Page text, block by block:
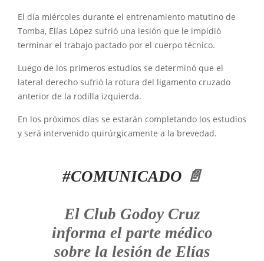
El día miércoles durante el entrenamiento matutino de
Tomba, Elías López sufrió una lesión que le impidió
terminar el trabajo pactado por el cuerpo técnico.
Luego de los primeros estudios se determinó que el
lateral derecho sufrió la rotura del ligamento cruzado
anterior de la rodilla izquierda.
En los próximos días se estarán completando los estudios
y será intervenido quirúrgicamente a la brevedad.
#COMUNICADO 📄
El Club Godoy Cruz
informa el parte médico
sobre la lesión de Elías